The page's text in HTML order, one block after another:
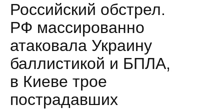
Российский обстрел.
РФ массированно
атаковала Украину
баллистикой и БПЛА,
в Киеве трое
пострадавших